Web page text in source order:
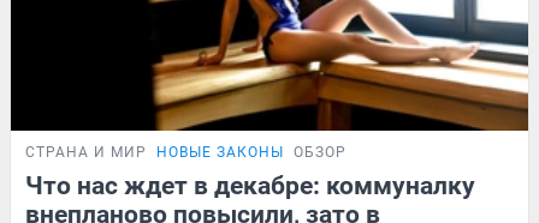
СТРАНА И МИР НОВЫЕ ЗАКОНЫ ОБЗОР
Что нас ждет в декабре: коммуналку
внепланово повысили, зато в